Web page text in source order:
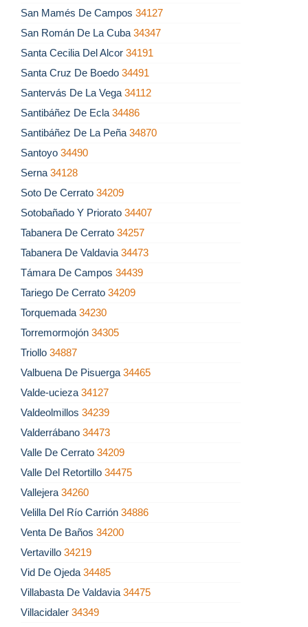
San Mamés De Campos 34127
San Román De La Cuba 34347
Santa Cecilia Del Alcor 34191
Santa Cruz De Boedo 34491
Santervás De La Vega 34112
Santibáñez De Ecla 34486
Santibáñez De La Peña 34870
Santoyo 34490
Serna 34128
Soto De Cerrato 34209
Sotobañado Y Priorato 34407
Tabanera De Cerrato 34257
Tabanera De Valdavia 34473
Támara De Campos 34439
Tariego De Cerrato 34209
Torquemada 34230
Torremormojón 34305
Triollo 34887
Valbuena De Pisuerga 34465
Valde-ucieza 34127
Valdeolmillos 34239
Valderrábano 34473
Valle De Cerrato 34209
Valle Del Retortillo 34475
Vallejera 34260
Velilla Del Río Carrión 34886
Venta De Baños 34200
Vertavillo 34219
Vid De Ojeda 34485
Villabasta De Valdavia 34475
Villacidaler 34349